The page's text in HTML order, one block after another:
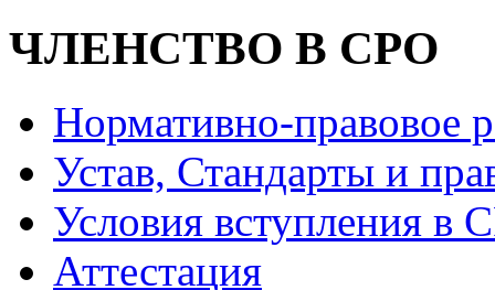
ЧЛЕНСТВО В СРО
Нормативно-правовое
Устав, Стандарты и
Условия вступления в
Аттестация